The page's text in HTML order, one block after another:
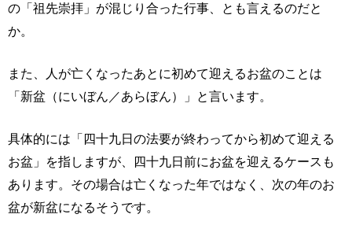
の「祖先崇拝」が混じり合った行事、とも言えるのだと
か。
また、人が亡くなったあとに初めて迎えるお盆のことは
「新盆（にいぼん／あらぼん）」と言います。
具体的には「四十九日の法要が終わってから初めて迎える
お盆」を指しますが、四十九日前にお盆を迎えるケースも
あります。その場合は亡くなった年ではなく、次の年のお
盆が新盆になるそうです。